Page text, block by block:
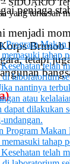
penjaga
menjadi
Brimob
tetapi
SIDOARJO
yang terkesan